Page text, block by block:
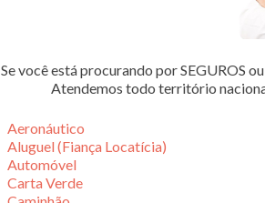
Se você está procurando por SEGUROS
Atendemos todo território
Aeronáutico
Aluguel (Fiança Locatícia)
Automóvel
Carta Verde